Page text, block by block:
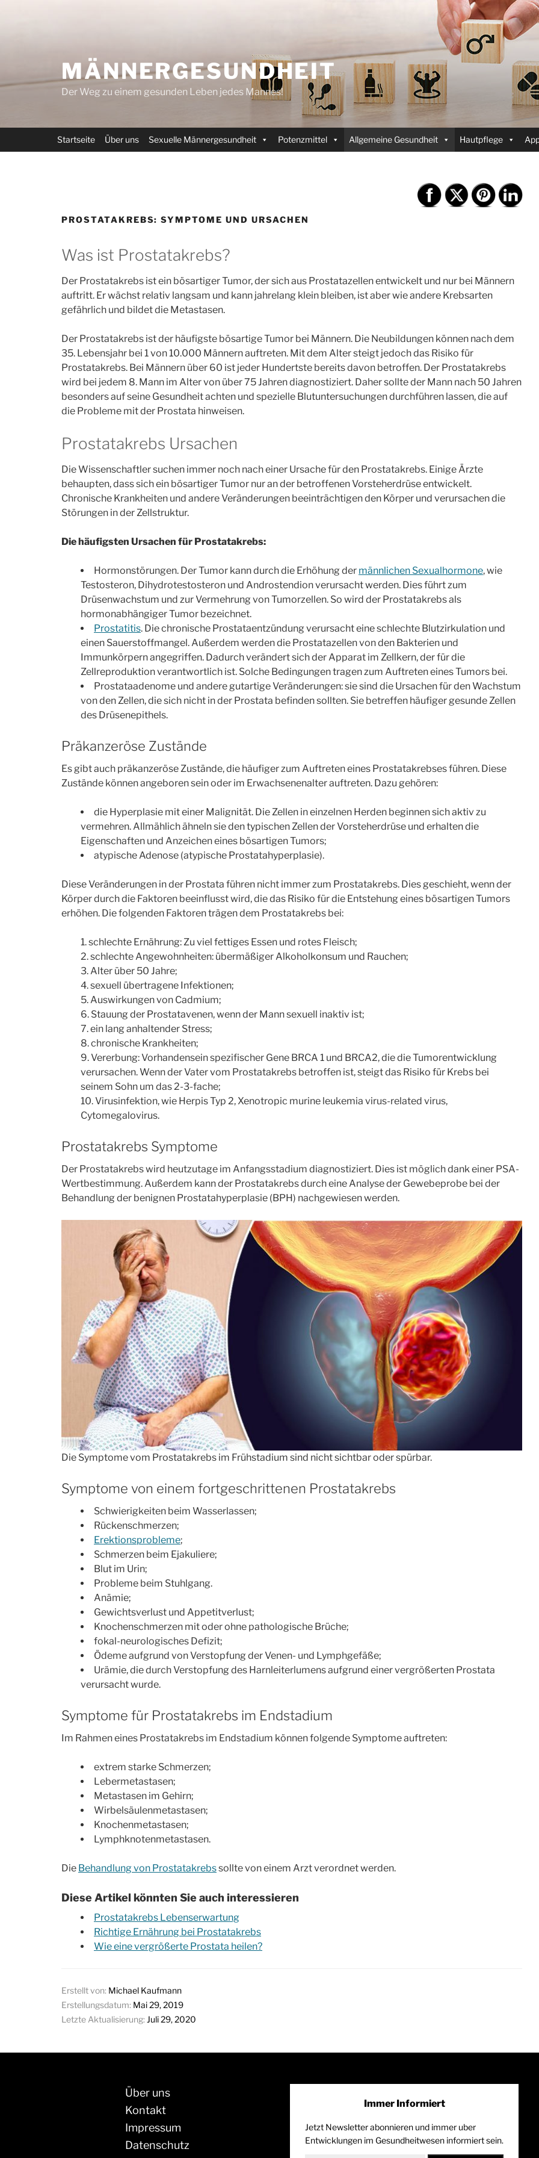
MÄNNERGESUNDHEIT
Der Weg zu einem gesunden Leben jedes Mannes!
Startseite Über uns Sexuelle Männergesundheit Potenzmittel Allgemeine Gesundheit Hautpflege
PROSTATAKREBS: SYMPTOME UND URSACHEN
Was ist Prostatakrebs?
Der Prostatakrebs ist ein bösartiger Tumor, der sich aus Prostatazellen entwickelt und nur bei Männern
auftritt. Er wächst relativ langsam und kann jahrelang klein bleiben, ist aber wie andere Krebsarten
gefährlich und bildet die Metastasen.
Der Prostatakrebs ist der häufigste bösartige Tumor bei Männern. Die Neubildungen können nach dem
35. Lebensjahr bei 1 von 10.000 Männern auftreten. Mit dem Alter steigt jedoch das Risiko für
Prostatakrebs. Bei Männern über 60 ist jeder Hundertste bereits davon betroffen. Der Prostatakrebs
wird bei jedem 8. Mann im Alter von über 75 Jahren diagnostiziert. Daher sollte der Mann nach 50 Jahren
besonders auf seine Gesundheit achten und spezielle Blutuntersuchungen durchführen lassen, die auf
die Probleme mit der Prostata hinweisen.
Prostatakrebs Ursachen
Die Wissenschaftler suchen immer noch nach einer Ursache für den Prostatakrebs. Einige Ärzte
behaupten, dass sich ein bösartiger Tumor nur an der betroffenen Vorsteherdrüse entwickelt.
Chronische Krankheiten und andere Veränderungen beeinträchtigen den Körper und verursachen die
Störungen in der Zellstruktur.
Die häufigsten Ursachen für Prostatakrebs:
Hormonstörungen. Der Tumor kann durch die Erhöhung der männlichen Sexualhormone, wie
Testosteron, Dihydrotestosteron und Androstendion verursacht werden. Dies führt zum
Drüsenwachstum und zur Vermehrung von Tumorzellen. So wird der Prostatakrebs als
hormonabhängiger Tumor bezeichnet.
Prostatitis. Die chronische Prostataentzündung verursacht eine schlechte Blutzirkulation und
einen Sauerstoffmangel. Außerdem werden die Prostatazellen von den Bakterien und
Immunkörpern angegriffen. Dadurch verändert sich der Apparat im Zellkern, der für die
Zellreproduktion verantwortlich ist. Solche Bedingungen tragen zum Auftreten eines Tumors bei.
Prostataadenome und andere gutartige Veränderungen: sie sind die Ursachen für den Wachstum
von den Zellen, die sich nicht in der Prostata befinden sollten. Sie betreffen häufiger gesunde Zellen
des Drüsenepithels.
Präkanzeröse Zustände
Es gibt auch präkanzeröse Zustände, die häufiger zum Auftreten eines Prostatakrebses führen. Diese
Zustände können angeboren sein oder im Erwachsenenalter auftreten. Dazu gehören:
die Hyperplasie mit einer Malignität. Die Zellen in einzelnen Herden beginnen sich aktiv zu
vermehren. Allmählich ähneln sie den typischen Zellen der Vorsteherdrüse und erhalten die
Eigenschaften und Anzeichen eines bösartigen Tumors;
atypische Adenose (atypische Prostatahyperplasie).
Diese Veränderungen in der Prostata führen nicht immer zum Prostatakrebs. Dies geschieht, wenn der
Körper durch die Faktoren beeinflusst wird, die das Risiko für die Entstehung eines bösartigen Tumors
erhöhen. Die folgenden Faktoren trägen dem Prostatakrebs bei:
schlechte Ernährung: Zu viel fettiges Essen und rotes Fleisch;
schlechte Angewohnheiten: übermäßiger Alkoholkonsum und Rauchen;
Alter über 50 Jahre;
sexuell übertragene Infektionen;
Auswirkungen von Cadmium;
Stauung der Prostatavenen, wenn der Mann sexuell inaktiv ist;
ein lang anhaltender Stress;
chronische Krankheiten;
Vererbung: Vorhandensein spezifischer Gene BRCA 1 und BRCA2, die die Tumorentwicklung
verursachen. Wenn der Vater vom Prostatakrebs betroffen ist, steigt das Risiko für Krebs bei
seinem Sohn um das 2-3-fache;
Virusinfektion, wie Herpis Typ 2, Xenotropic murine leukemia virus-related virus,
Cytomegalovirus.
Prostatakrebs Symptome
Der Prostatakrebs wird heutzutage im Anfangsstadium diagnostiziert. Dies ist möglich dank einer PSA-
Wertbestimmung. Außerdem kann der Prostatakrebs durch eine Analyse der Gewebeprobe bei der
Behandlung der benignen Prostatahyperplasie (BPH) nachgewiesen werden.
Die Symptome vom Prostatakrebs im Frühstadium sind nicht sichtbar oder spürbar.
Symptome von einem fortgeschrittenen Prostatakrebs
Schwierigkeiten beim Wasserlassen;
Rückenschmerzen;
Erektionsprobleme;
Schmerzen beim Ejakuliere;
Blut im Urin;
Probleme beim Stuhlgang.
Anämie;
Gewichtsverlust und Appetitverlust;
Knochenschmerzen mit oder ohne pathologische Brüche;
fokal-neurologisches Defizit;
Ödeme aufgrund von Verstopfung der Venen- und Lymphgefäße;
Urämie, die durch Verstopfung des Harnleiterlumens aufgrund einer vergrößerten Prostata
verursacht wurde.
Symptome für Prostatakrebs im Endstadium
Im Rahmen eines Prostatakrebs im Endstadium können folgende Symptome auftreten:
extrem starke Schmerzen;
Lebermetastasen;
Metastasen im Gehirn;
Wirbelsäulenmetastasen;
Knochenmetastasen;
Lymphknotenmetastasen.
Die Behandlung von Prostatakrebssollte von einem Arzt verordnet werden.
Diese Artikel könnten Sie auch interessieren
Prostatakrebs Lebenserwartung
Richtige Ernährung bei Prostatakrebs
Wie eine vergrößerte Prostata heilen?
Erstellt von: Michael Kaufmann
Erstellungsdatum: Mai 29, 2019
Letzte Aktualisierung: Juli 29, 2020
07
FAKT
Männer…
…haben häufiger Aids
08
Männer…
…sterben rund sieben
Jahre früher an einem
Herzinfarkt als
Frauen.
01
…führen einen
riskanteren
Lebensstil
Über uns
Kontakt
Impressum
Datenschutz
Immer Informiert
Jetzt Newsletter abonnieren und immer uber
Entwicklungen im Gesundheitwesen informiert sein.